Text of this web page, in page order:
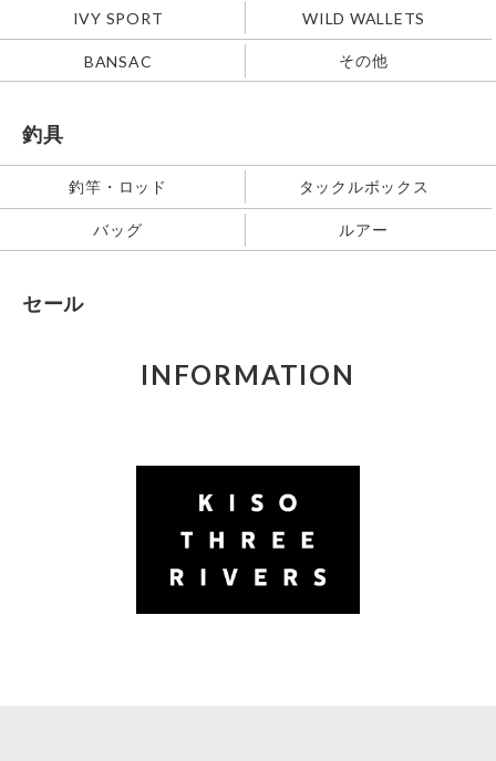
IVY SPORT WILD WALLETS
BANSAC その他
釣具
釣竿・ロッド タックルボックス
バッグ ルアー
セール
INFORMATION